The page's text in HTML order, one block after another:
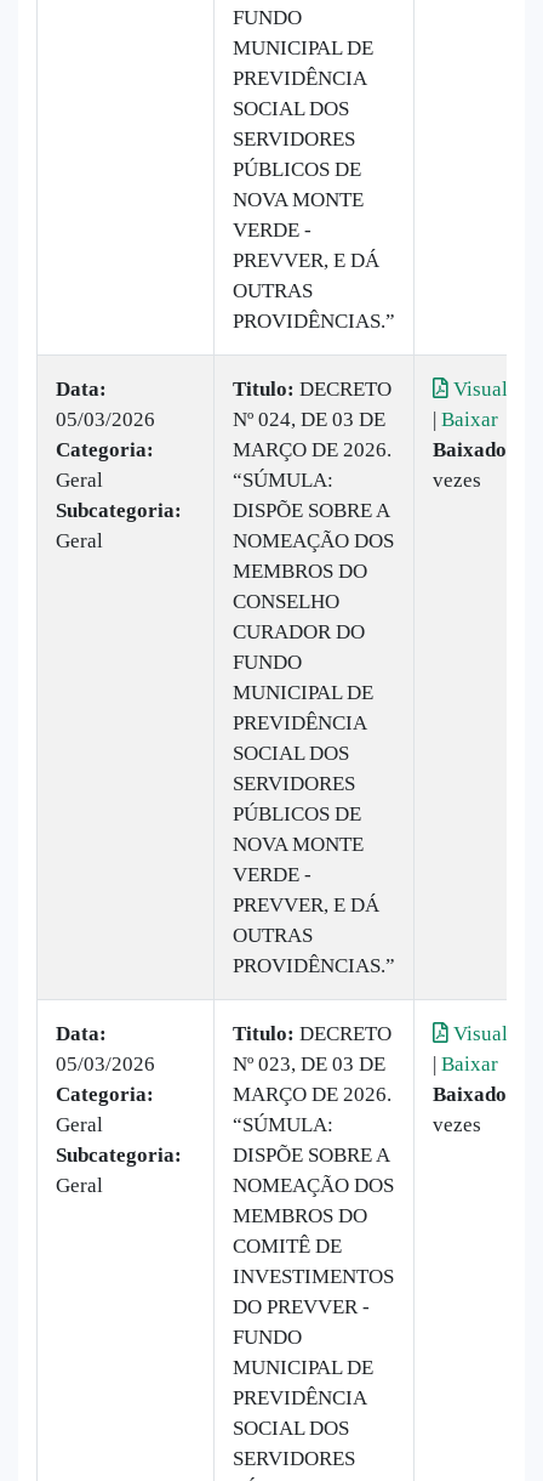
FUNDO
MUNICIPAL DE
PREVIDÊNCIA
SOCIAL DOS
SERVIDORES
PÚBLICOS DE
NOVA MONTE
VERDE -
PREVVER, E DÁ
OUTRAS
PROVIDÊNCIAS.”
Data:
05/03/2026
Categoria:
Geral
Subcategoria:
Geral
Titulo: DECRETO
Nº 024, DE 03 DE
MARÇO DE 2026.
“SÚMULA:
DISPÕE SOBRE A
NOMEAÇÃO DOS
MEMBROS DO
CONSELHO
CURADOR DO
FUNDO
MUNICIPAL DE
PREVIDÊNCIA
SOCIAL DOS
SERVIDORES
PÚBLICOS DE
NOVA MONTE
VERDE -
PREVVER, E DÁ
OUTRAS
PROVIDÊNCIAS.”
Visualizar
| Baixar
Baixado:
vezes
Data:
05/03/2026
Categoria:
Geral
Subcategoria:
Geral
Titulo: DECRETO
Nº 023, DE 03 DE
MARÇO DE 2026.
“SÚMULA:
DISPÕE SOBRE A
NOMEAÇÃO DOS
MEMBROS DO
COMITÊ DE
INVESTIMENTOS
DO PREVVER -
FUNDO
MUNICIPAL DE
PREVIDÊNCIA
SOCIAL DOS
SERVIDORES
Visualizar
| Baixar
Baixado:
vezes